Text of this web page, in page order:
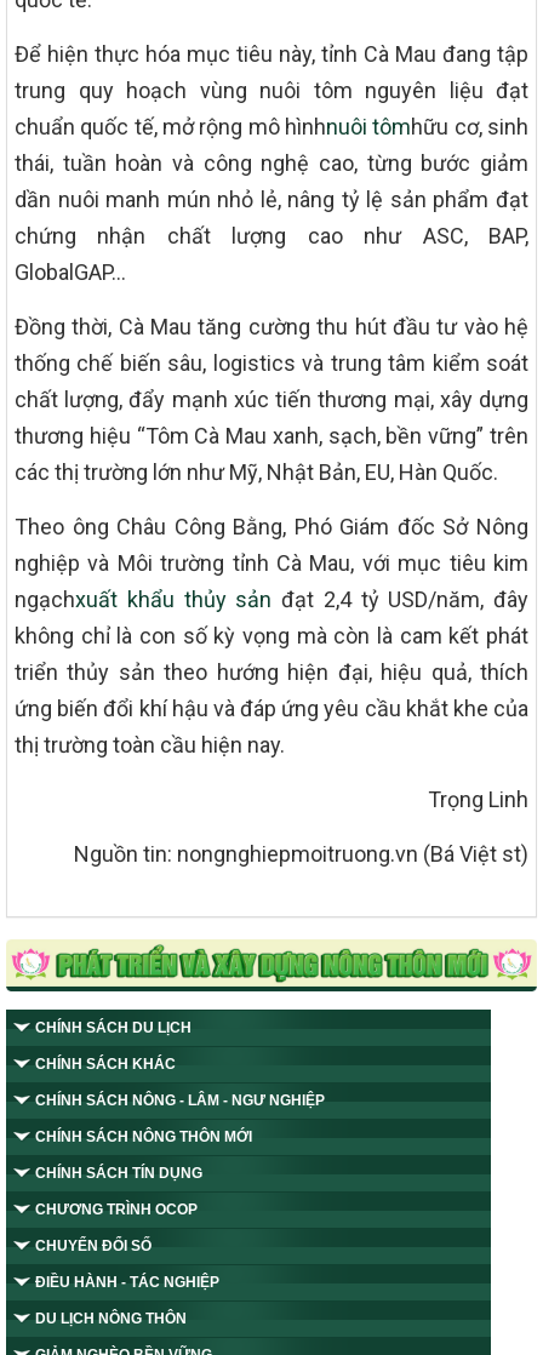
Để hiện thực hóa mục tiêu này, tỉnh Cà Mau đang tập
trung quy hoạch vùng nuôi tôm nguyên liệu đạt
chuẩn quốc tế, mở rộng mô hìnhnuôi tômhữu cơ, sinh
thái, tuần hoàn và công nghệ cao, từng bước giảm
dần nuôi manh mún nhỏ lẻ, nâng tỷ lệ sản phẩm đạt
chứng nhận chất lượng cao như ASC, BAP,
GlobalGAP…
Đồng thời, Cà Mau tăng cường thu hút đầu tư vào hệ
thống chế biến sâu, logistics và trung tâm kiểm soát
chất lượng, đẩy mạnh xúc tiến thương mại, xây dựng
thương hiệu “Tôm Cà Mau xanh, sạch, bền vững” trên
các thị trường lớn như Mỹ, Nhật Bản, EU, Hàn Quốc.
Theo ông Châu Công Bằng, Phó Giám đốc Sở Nông
nghiệp và Môi trường tỉnh Cà Mau, với mục tiêu kim
ngạchxuất khẩu thủy sản đạt 2,4 tỷ USD/năm, đây
không chỉ là con số kỳ vọng mà còn là cam kết phát
triển thủy sản theo hướng hiện đại, hiệu quả, thích
ứng biến đổi khí hậu và đáp ứng yêu cầu khắt khe của
thị trường toàn cầu hiện nay.
Trọng Linh
Nguồn tin: nongnghiepmoitruong.vn (Bá Việt st)
CHÍNH SÁCH DU LỊCH
CHÍNH SÁCH KHÁC
CHÍNH SÁCH NÔNG - LÂM - NGƯ NGHIỆP
CHÍNH SÁCH NÔNG THÔN MỚI
CHÍNH SÁCH TÍN DỤNG
CHƯƠNG TRÌNH OCOP
CHUYỂN ĐỔI SỐ
ĐIỀU HÀNH - TÁC NGHIỆP
DU LỊCH NÔNG THÔN